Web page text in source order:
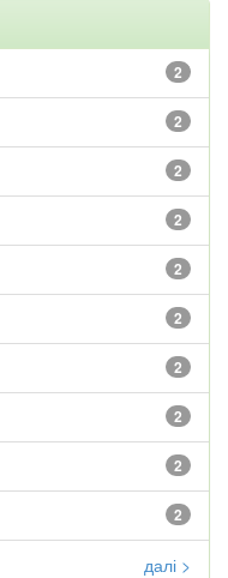
2
2
2
2
2
2
2
2
2
2
далі >